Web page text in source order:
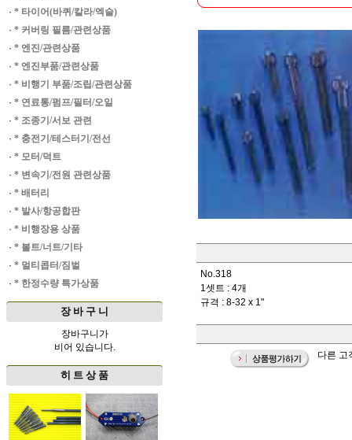
· * 타이어(바퀴/칼라/엑슬)
· * 커버링 필름/관련상품
· * 엔진/관련상품
· * 엔진부품/관련상품
· * 비행기 부품/조립/관련상품
· * 연료통/펌프/필터/오일
· * 조종기/서보 관련
· * 충전기/테스터기/전선
· * 모터/덕트
· * 변속기/전원 관련상품
· * 배터리
· * 발사/항공합판
· * 비행장용 상품
· * 볼트/너트/기타
· * 멀티콥터/짐벌
· * 한정수량 특가상품
장 바 구 니
장바구니가
비어 있습니다.
히 트 상 품
No.318
1셋트 : 4개
규격 : 8-32 x 1"
다른 고